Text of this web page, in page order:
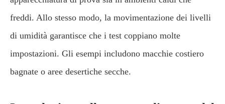
freddi. Allo stesso modo, la movimentazione dei livelli
di umidità garantisce che i test coppiano molte
impostazioni. Gli esempi includono macchie costiero
bagnate o aree desertiche secche.